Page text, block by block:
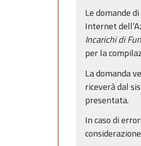
Le domande
Internet
Incarichi di
per la
La domanda
riceverà dal
presentata.
In caso di